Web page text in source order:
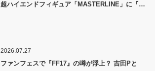
超ハイエンドフィギュア「MASTERLINE」に『…
2026.07.27
ファンフェスで『FF17』の噂が浮上？ 吉田Pと